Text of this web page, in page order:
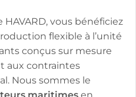
vous bénéficiez
flexible à l’unité
conçus sur mesure
aux contraintes
Nous sommes le